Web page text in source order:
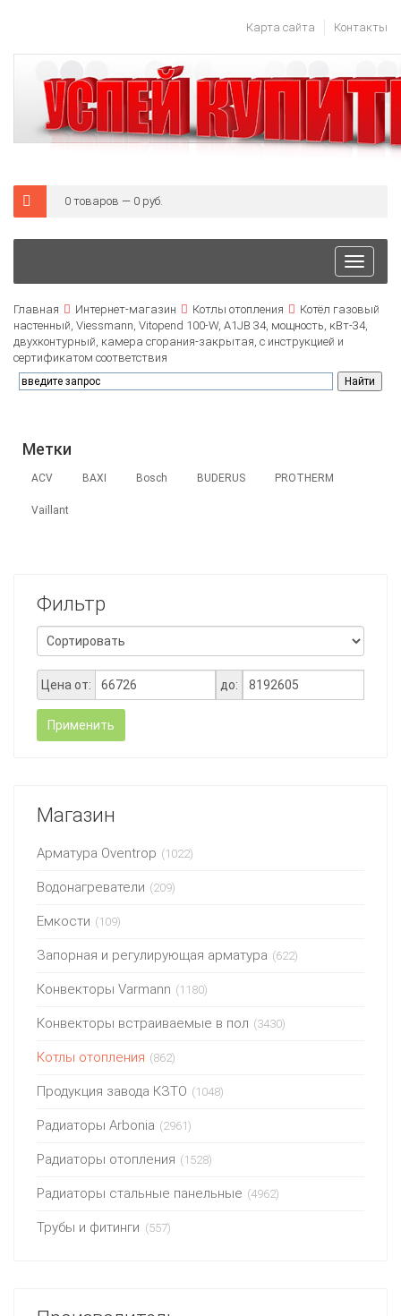
Карта сайта Контакты
0 товаров — 0 руб.
Toggle
Главная Интернет-магазин Котлы отопления
Котёл газовый
настенный, Viessmann, Vitopend 100-W, A1JB 34, мощность, кВт-34,
двухконтурный, камера сгорания-закрытая, с инструкцией и
сертификатом соответствия
Метки
ACV BAXI Bosch BUDERUS PROTHERM
Vaillant
Фильтр
Цена от: до:
Применить
Магазин
Арматура Oventrop (1022)
Водонагреватели (209)
Емкости (109)
Запорная и регулирующая арматура (622)
Конвекторы Varmann (1180)
Конвекторы встраиваемые в пол (3430)
Котлы отопления (862)
Продукция завода КЗТО (1048)
Радиаторы Arbonia (2961)
Радиаторы отопления (1528)
Радиаторы стальные панельные (4962)
Трубы и фитинги (557)